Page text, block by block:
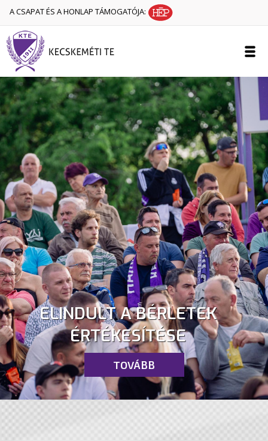
A CSAPAT ÉS A HONLAP TÁMOGATÓJA:
ELINDULT A BÉRLETEK
ÉRTÉKESÍTÉSE
TOVÁBB